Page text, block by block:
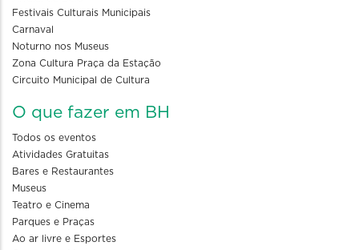
Festivais Culturais Municipais
Carnaval
Noturno nos Museus
Zona Cultura Praça da Estação
Circuito Municipal de Cultura
O que fazer em BH
Todos os eventos
Atividades Gratuitas
Bares e Restaurantes
Museus
Teatro e Cinema
Parques e Praças
Ao ar livre e Esportes